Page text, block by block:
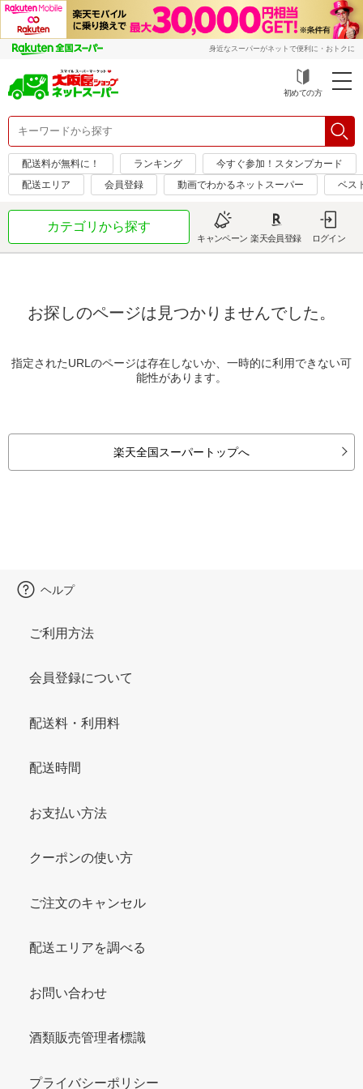
身近なスーパーがネットで便利に・おトクに
初めての方
配送料が無料に！ ランキング
今すぐ参加！スタンプカード
配送エリア
会員登録 動画でわかるネットスーパー ベス
カテゴリから探す
キャンペーン 楽天会員登録 ログイン
お探しのページは見つかりませんでした。
指定されたURLのページは存在しないか、一時的に利用できない可
能性があります。
楽天全国スーパートップへ
ヘルプ
ご利用方法
会員登録について
配送料・利用料
配送時間
お支払い方法
クーポンの使い方
ご注文のキャンセル
配送エリアを調べる
お問い合わせ
酒類販売管理者標識
プライバシーポリシー